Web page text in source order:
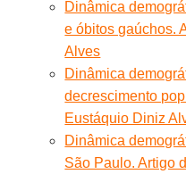
Dinâmica
e óbitos gaúchos.
Alves
Dinâmica
decrescimento
Eustáquio Diniz
Dinâmica
São Paulo. Artigo